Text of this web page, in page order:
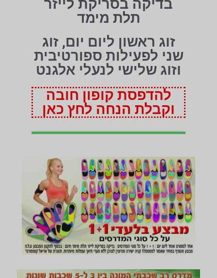
בדיקה בסריקת לייזר
תלת מימד
זוג ראשון ליום יום, זוג
שני לפעילות ספורטיבית
וזוג שלישי לנעלי אלגנט
להדפסת קופון חובה
וקבלת הנחה לחץ כאן